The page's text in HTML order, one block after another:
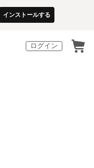
インストールする
ログイン